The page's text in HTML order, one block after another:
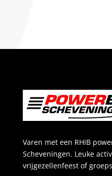
Varen met een RHIB
Scheveningen. Leuke
vrijgezellenfeest of